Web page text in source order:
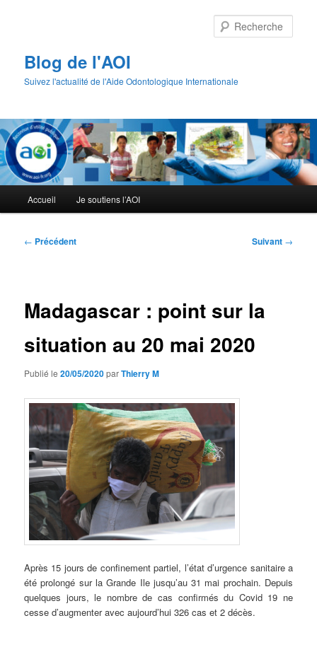
Blog de l'AOI
Suivez l'actualité de l'Aide Odontologique Internationale
principal
Accueil Je soutiens l’AOI
Navigation
← Précédent Suivant →
Madagascar : point sur la
situation au 20 mai 2020
Publié le20/05/2020parThierry M
Après 15 jours de confinement partiel, l’état d’urgence sanitaire a
été prolongé sur la Grande Ile jusqu’au 31 mai prochain. Depuis
quelques jours, le nombre de cas confirmés du Covid 19 ne
cesse d’augmenter avec aujourd’hui 326 cas et 2 décès.